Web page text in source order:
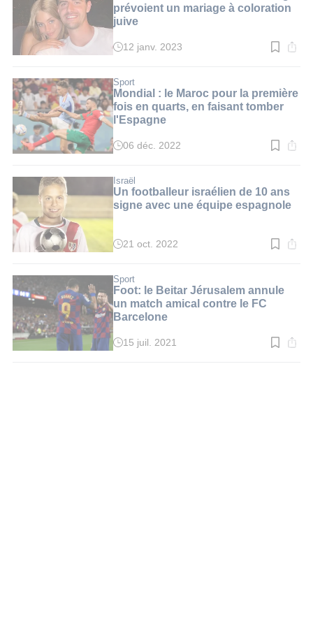
prévoient un mariage à coloration
juive
Temps
:
3
min.
12 janv. 2023
Sport
Mondial : le Maroc pour la première
fois en quarts, en faisant tomber
l'Espagne
Temps
:
3
min.
06 déc. 2022
Israël
Un footballeur israélien de 10 ans
signe avec une équipe espagnole
Temps
:
2
min.
21 oct. 2022
Sport
Foot: le Beitar Jérusalem annule
un match amical contre le FC
Barcelone
Temps
15 juil. 2021